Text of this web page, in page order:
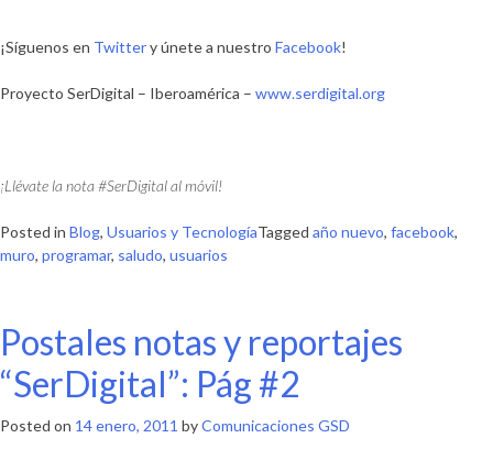
¡Síguenos en Twittery únete a nuestro Facebook!
Proyecto SerDigital – Iberoamérica – www.serdigital.org
¡Llévate la nota #SerDigital al móvil!
Posted in Blog, Usuarios y TecnologíaTagged año nuevo, facebook,
muro, programar, saludo, usuarios
Postales notas y reportajes
“SerDigital”: Pág #2
Posted on 14 enero, 2011 byComunicaciones GSD